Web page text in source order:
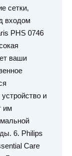
сетки,
входом
PHS 0746
ваши
и
им
6. Philips
Care